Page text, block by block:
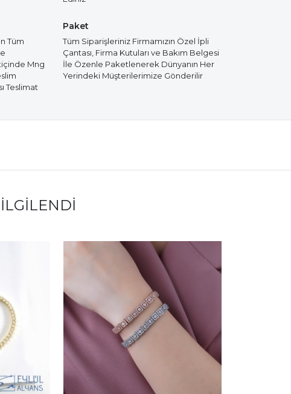
Tüm
Mng
Teslimat
Paket
Tüm Siparişleriniz Firmamızın Özel İpli
Çantası, Firma Kutuları ve Bakım Belgesi
İle Özenle Paketlenerek Dünyanın Her
Yerindeki Müşterilerimize Gönderilir